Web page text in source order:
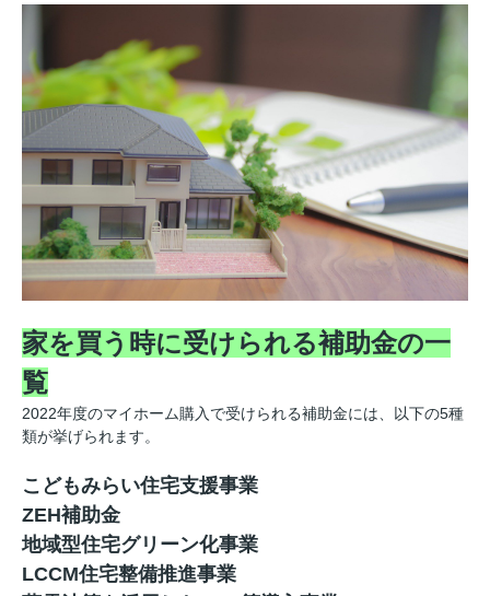
家を買う時に受けられる補助金の一
覧
2022年度のマイホーム購入で受けられる補助金には、以下の5種
類が挙げられます。
こどもみらい住宅支援事業
ZEH補助金
地域型住宅グリーン化事業
LCCM住宅整備推進事業